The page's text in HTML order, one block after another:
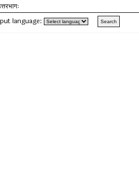
language: